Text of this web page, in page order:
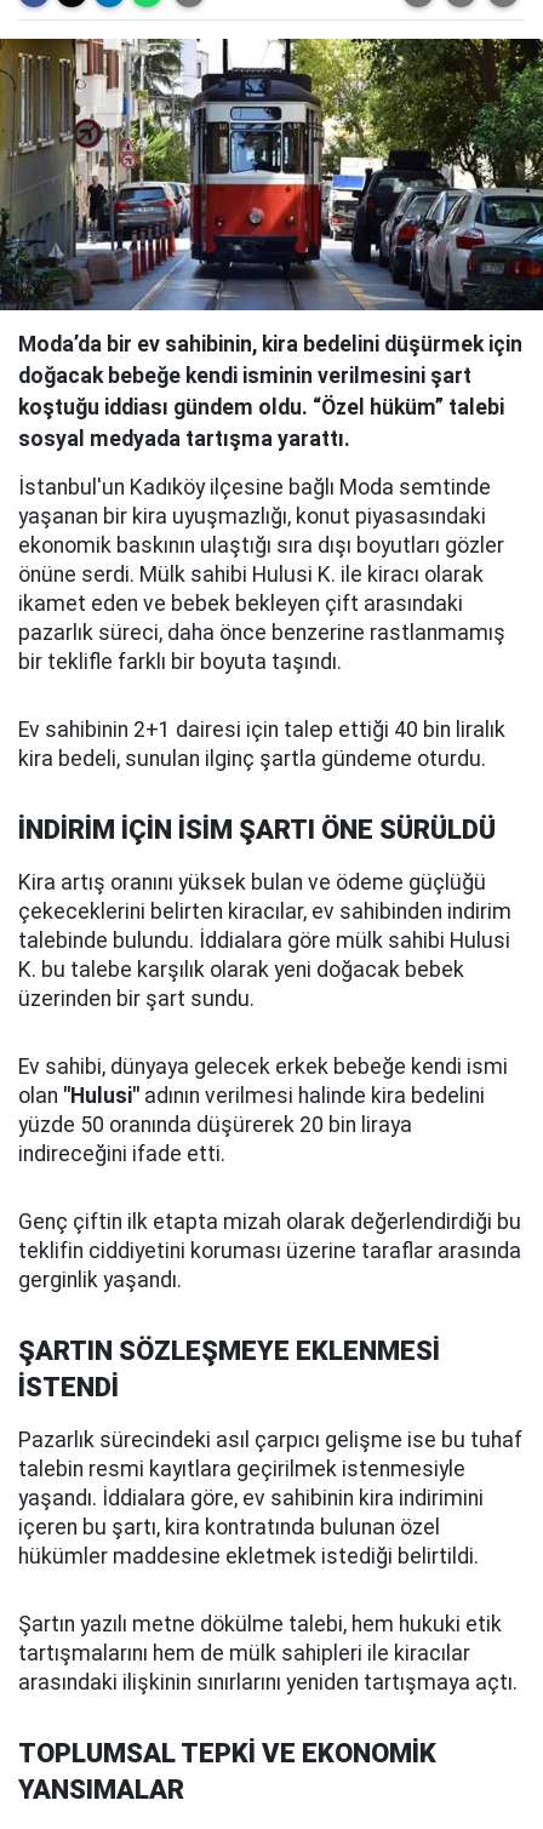
Moda’da bir ev sahibinin, kira bedelini düşürmek için
doğacak bebeğe kendi isminin verilmesini şart
koştuğu iddiası gündem oldu. “Özel hüküm” talebi
sosyal medyada tartışma yarattı.
İstanbul'un Kadıköy ilçesine bağlı Moda semtinde
yaşanan bir kira uyuşmazlığı, konut piyasasındaki
ekonomik baskının ulaştığı sıra dışı boyutları gözler
önüne serdi. Mülk sahibi Hulusi K. ile kiracı olarak
ikamet eden ve bebek bekleyen çift arasındaki
pazarlık süreci, daha önce benzerine rastlanmamış
bir teklifle farklı bir boyuta taşındı.
Ev sahibinin 2+1 dairesi için talep ettiği 40 bin liralık
kira bedeli, sunulan ilginç şartla gündeme oturdu.
İNDİRİM İÇİN İSİM ŞARTI ÖNE SÜRÜLDÜ
Kira artış oranını yüksek bulan ve ödeme güçlüğü
çekeceklerini belirten kiracılar, ev sahibinden indirim
talebinde bulundu. İddialara göre mülk sahibi Hulusi
K. bu talebe karşılık olarak yeni doğacak bebek
üzerinden bir şart sundu.
Ev sahibi, dünyaya gelecek erkek bebeğe kendi ismi
olan "Hulusi" adının verilmesi halinde kira bedelini
yüzde 50 oranında düşürerek 20 bin liraya
indireceğini ifade etti.
Genç çiftin ilk etapta mizah olarak değerlendirdiği bu
teklifin ciddiyetini koruması üzerine taraflar arasında
gerginlik yaşandı.
ŞARTIN SÖZLEŞMEYE EKLENMESİ
İSTENDİ
Pazarlık sürecindeki asıl çarpıcı gelişme ise bu tuhaf
talebin resmi kayıtlara geçirilmek istenmesiyle
yaşandı. İddialara göre, ev sahibinin kira indirimini
içeren bu şartı, kira kontratında bulunan özel
hükümler maddesine ekletmek istediği belirtildi.
Şartın yazılı metne dökülme talebi, hem hukuki etik
tartışmalarını hem de mülk sahipleri ile kiracılar
arasındaki ilişkinin sınırlarını yeniden tartışmaya açtı.
TOPLUMSAL TEPKİ VE EKONOMİK
YANSIMALAR